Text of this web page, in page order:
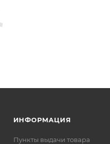
ИНФОРМАЦИЯ
Пункты выдачи товара